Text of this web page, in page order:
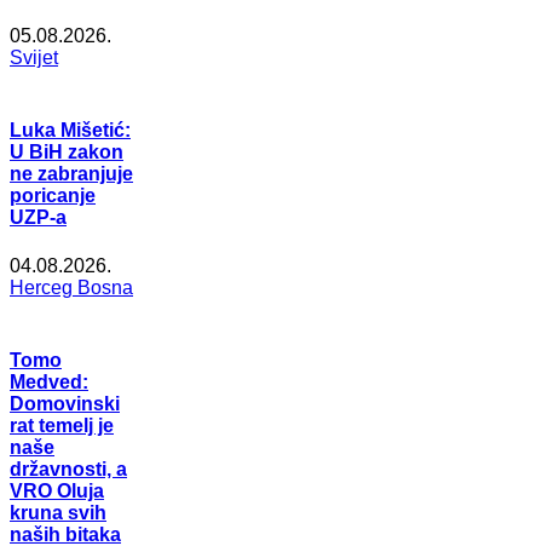
05.08.2026.
Svijet
Luka Mišetić:
U BiH zakon
ne zabranjuje
poricanje
UZP-a
04.08.2026.
Herceg Bosna
Tomo
Medved:
Domovinski
rat temelj je
naše
državnosti, a
VRO Oluja
kruna svih
naših bitaka